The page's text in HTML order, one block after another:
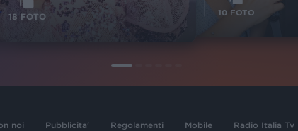
18 FOTO 10 FOTO
noi Pubblicita' Regolamenti Mobile Radio Italia Tv